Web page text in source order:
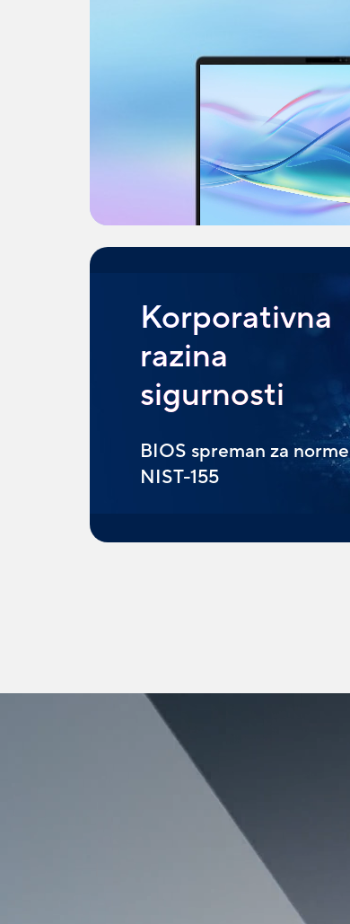
Korporativna
razina
sigurnosti
BIOS spreman za norme
NIST-155